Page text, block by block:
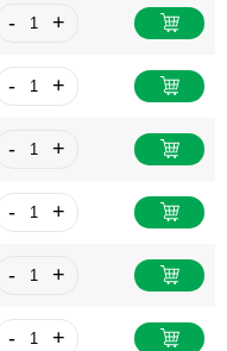
- +
- +
- +
- +
- +
- +